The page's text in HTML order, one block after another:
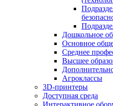
Дошкольное
Основное
Среднее
Высшее
Агроклассы
3D-принтеры
Доступная среда
Интерактивное